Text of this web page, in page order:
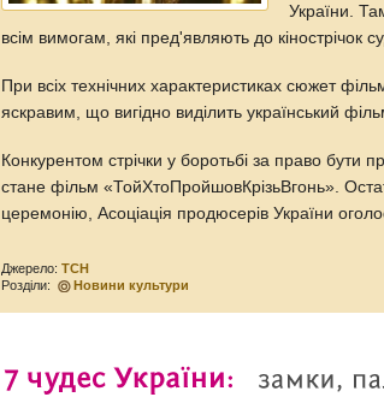
України.
всім вимогам, які пред'являють до кінострічок
При всіх технічних характеристиках сюжет
яскравим, що вигідно виділить український
Конкурентом стрічки у боротьбі за право бути
стане фільм «ТойХтоПройшовКрізьВгонь».
церемонію, Асоціація продюсерів України
Джерело:ТСН
Розділи:
Новини культури